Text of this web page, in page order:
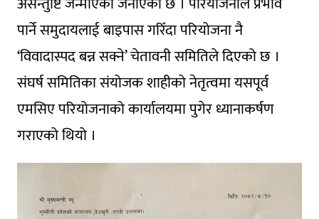
पार्ने समुदायलाई बाइपास गरिँदा परियोजना नै
‘विवादास्पद बन्न सक्ने’ चेतावनी समितिले दिएको छ ।
संघर्ष समितिका संयोजक शाहीको नेतृत्वमा यसपूर्व
एमसिए परियोजनाको कार्यालयमा पुगेर ध्यानाकर्षण
गराएको थियो ।